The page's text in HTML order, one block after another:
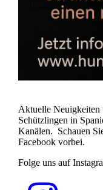
Aktuelle Neuigkeiten
Schützlingen in
Kanälen. Schauen
Facebook vorbei.
Folge uns auf